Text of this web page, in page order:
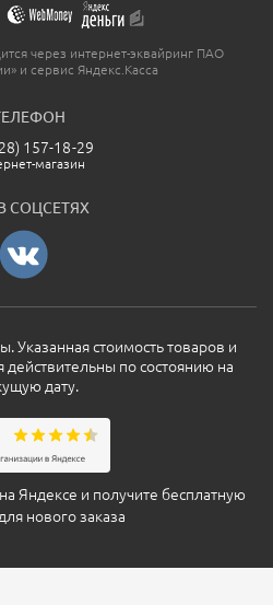
через интернет-эквайринг ПАО
и сервис Яндекс.Касса
157-18-29
магазин
СОЦСЕТЯХ
Указанная стоимость товаров и
действительны по состоянию на
дату.
Яндексе и получите бесплатную
нового заказа